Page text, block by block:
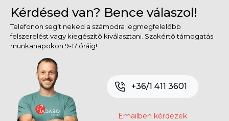
Kérdésed van? Bence válaszol!
Telefonon segít neked a számodra legmegfelelőbb
felszerelést vagy kiegészítő kiválasztani. Szakértő támogatás
munkanapokon 9-17 óráig!
+36/1 411 3601
Emailben kérdezek